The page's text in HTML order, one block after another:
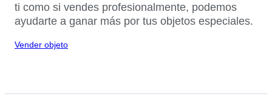
ti como si vendes profesionalmente, podemos
ayudarte a ganar más por tus objetos especiales.
Vender objeto